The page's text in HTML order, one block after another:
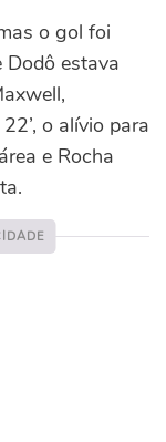
o gol foi
Dodô estava
o alívio para
e Rocha